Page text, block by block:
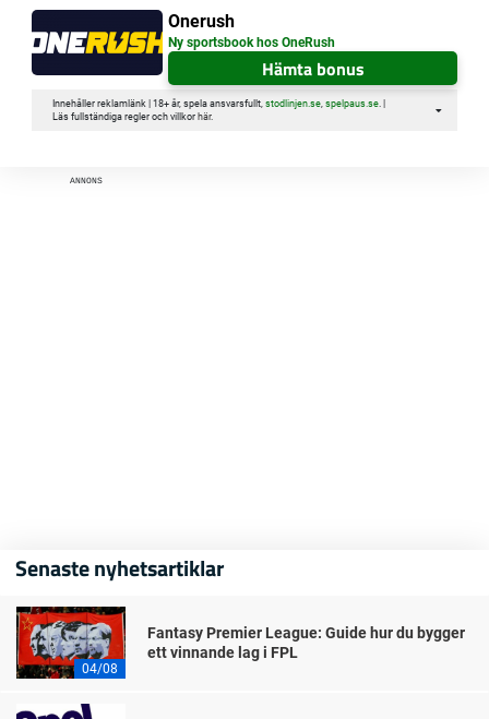
Onerush
Ny sportsbook hos OneRush
Hämta bonus
Innehåller reklamlänk | 18+ år, spela ansvarsfullt, stodlinjen.se, spelpaus.se. |
Läs fullständiga regler och villkor här.
ANNONS
Senaste nyhetsartiklar
04/08
Fantasy Premier League: Guide hur du bygger
ett vinnande lag i FPL